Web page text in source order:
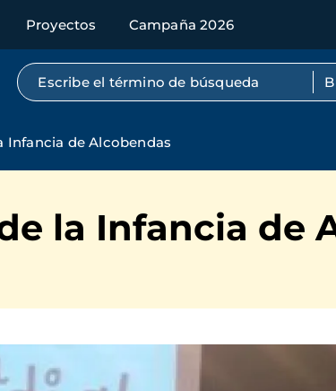
Proyectos Campaña 2026
Búsqueda por texto completo
Infancia de Alcobendas
la Infancia de